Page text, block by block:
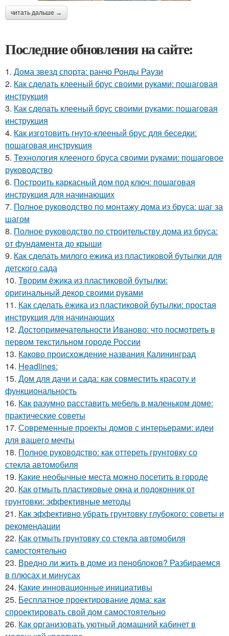
читать дальше →
Последние обновления на сайте:
1. Дома звезд спорта: ранчо Ронды Раузи
2. Как сделать клееный брус своими руками: пошаговая
инструкция
3. Как сделать клееный брус своими руками: пошаговая
инструкция
4. Как изготовить гнуто-клееный брус для беседки:
пошаговая инструкция
5. Технология клееного бруса своими руками: пошаговое
руководство
6. Построить каркасный дом под ключ: пошаговая
инструкция для начинающих
7. Полное руководство по монтажу дома из бруса: шаг за
шагом
8. Полное руководство по строительству дома из бруса:
от фундамента до крыши
9. Как сделать милого ежика из пластиковой бутылки для
детского сада
10. Творим ёжика из пластиковой бутылки:
оригинальный декор своими руками
11. Как сделать ёжика из пластиковой бутылки: простая
инструкция для начинающих
12. Достопримечательности Иваново: что посмотреть в
первом текстильном городе России
13. Каково происхождение названия Калининград
14. Headlines:
15. Дом для дачи и сада: как совместить красоту и
функциональность
16. Как разумно расставить мебель в маленьком доме:
практические советы
17. Современные проекты домов с интерьерами: идеи
для вашего мечты
18. Полное руководство: как оттереть грунтовку со
стекла автомобиля
19. Какие необычные места можно посетить в городе
20. Как отмыть пластиковые окна и подоконник от
грунтовки: эффективные методы
21. Как эффективно убрать грунтовку глубокого: советы и
рекомендации
22. Как отмыть грунтовку со стекла автомобиля
самостоятельно
23. Вредно ли жить в доме из пеноблоков? Разбираемся
в плюсах и минусах
24. Какие инновационные инициативы
25. Бесплатное проектирование дома: как
спроектировать свой дом самостоятельно
26. Как организовать уютный домашний кабинет в